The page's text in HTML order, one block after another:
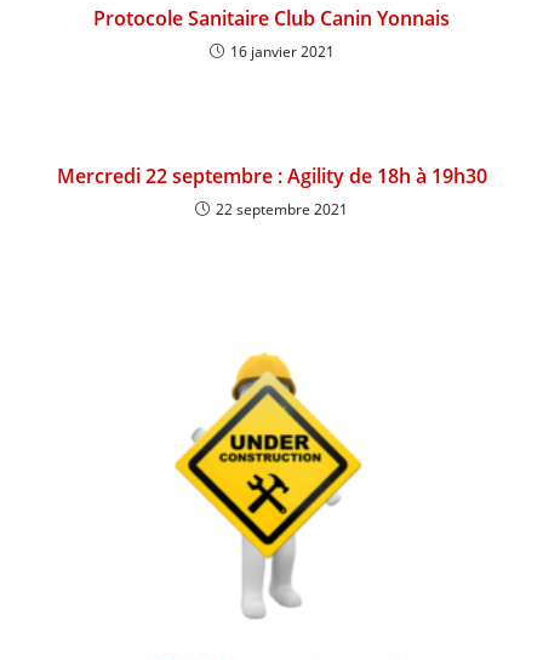
Protocole Sanitaire Club Canin Yonnais
16 janvier 2021
Mercredi 22 septembre : Agility de 18h à 19h30
22 septembre 2021